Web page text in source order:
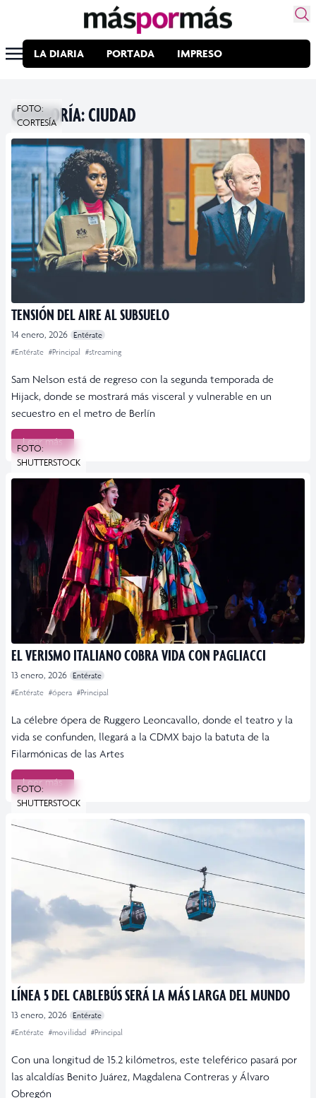
LA DIARIA PORTADA IMPRESO
CATEGORÍA:CIUDAD
FOTO:
CORTESÍA
TENSIÓN DEL AIRE AL SUBSUELO
14 enero, 2026 Entérate
#Entérate #Principal #streaming
Sam Nelson está de regreso con la segunda temporada de
Hijack, donde se mostrará más visceral y vulnerable en un
secuestro en el metro de Berlín
Leer más
FOTO:
SHUTTERSTOCK
EL VERISMO ITALIANO COBRA VIDA CON PAGLIACCI
13 enero, 2026 Entérate
#Entérate #ópera #Principal
La célebre ópera de Ruggero Leoncavallo, donde el teatro y la
vida se confunden, llegará a la CDMX bajo la batuta de la
Filarmónicas de las Artes
Leer más
FOTO:
SHUTTERSTOCK
LÍNEA 5 DEL CABLEBÚS SERÁ LA MÁS LARGA DEL MUNDO
13 enero, 2026 Entérate
#Entérate #movilidad #Principal
Con una longitud de 15.2 kilómetros, este teleférico pasará por
las alcaldías Benito Juárez, Magdalena Contreras y Álvaro
Obregón